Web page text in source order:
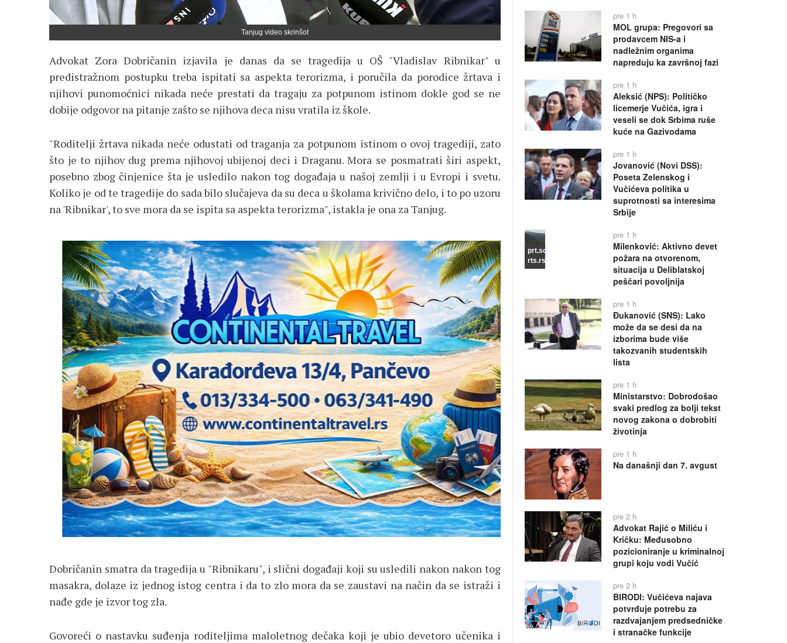
Tanjug video skrinšot
Advokat Zora Dobričanin izjavila je danas da se tragedija u OŠ "Vladislav Ribnikar" u
predistražnom postupku treba ispitati sa aspekta terorizma, i poručila da porodice žrtava i
njihovi punomoćnici nikada neće prestati da tragaju za potpunom istinom dokle god se ne
dobije odgovor na pitanje zašto se njihova deca nisu vratila iz škole.
"Roditelji žrtava nikada neće odustati od traganja za potpunom istinom o ovoj tragediji, zato
što je to njihov dug prema njihovoj ubijenoj deci i Draganu. Mora se posmatrati širi aspekt,
posebno zbog činjenice šta je usledilo nakon tog događaja u našoj zemlji i u Evropi i svetu.
Koliko je od te tragedije do sada bilo slučajeva da su deca u školama krivično delo, i to po uzoru
na 'Ribnikar', to sve mora da se ispita sa aspekta terorizma", istakla je ona za Tanjug.
Dobričanin smatra da tragedija u "Ribnikaru", i slični događaji koji su usledili nakon nakon tog
masakra, dolaze iz jednog istog centra i da to zlo mora da se zaustavi na način da se istraži i
nađe gde je izvor tog zla.
Govoreći o nastavku suđenja roditeljima maloletnog dečaka koji je ubio devetoro učenika i
pre 1 h
MOL grupa: Pregovori sa
prodavcem NIS-a i
nadležnim organima
napreduju ka završnoj fazi
pre 1 h
Aleksić (NPS): Političko
licemerje Vučića, igra i
veseli se dok Srbima ruše
kuće na Gazivodama
pre 1 h
Jovanović (Novi DSS):
Poseta Zelenskog i
Vučićeva politika u
suprotnosti sa interesima
Srbije
prt.scr
rts.rs
pre 1 h
Milenković: Aktivno devet
požara na otvorenom,
situacija u Deliblatskoj
peščari povoljnija
pre 1 h
Đukanović (SNS): Lako
može da se desi da na
izborima bude više
takozvanih studentskih
lista
pre 1 h
Ministarstvo: Dobrodošao
svaki predlog za bolji tekst
novog zakona o dobrobiti
životinja
pre 1 h
Na današnji dan 7. avgust
pre 2 h
Advokat Rajić o Miliću i
Kričku: Međusobno
pozicioniranje u kriminalnoj
grupi koju vodi Vučić
pre 2 h
BIRODI: Vučićeva najava
potvrđuje potrebu za
razdvajanjem predsedničke
i stranačke funkcije